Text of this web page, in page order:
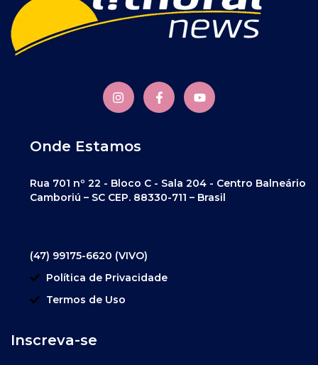
Onde Estamos
Rua 701 nº 22 - Bloco C - Sala 204 - Centro Balneário
Camboriú – SC CEP. 88330-711 – Brasil
(47) 99175-6620 (VIVO)
Política de Privacidade
Termos de Uso
Inscreva-se